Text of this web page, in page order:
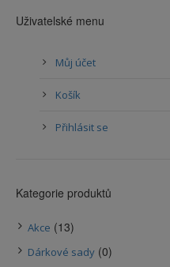
Uživatelské menu
Můj účet
Košík
Přihlásit se
Kategorie produktů
Akce (13)
Dárkové sady (0)